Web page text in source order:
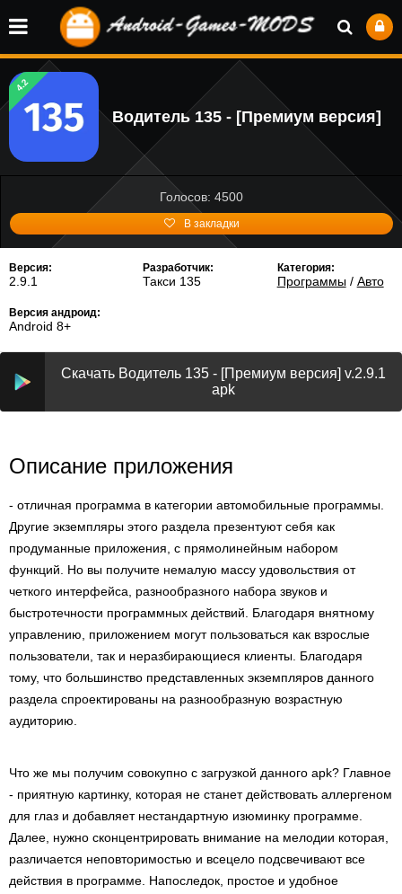
4.2
Водитель 135 - [Премиум версия]
Голосов: 4500
В закладки
Версия:
2.9.1
Разработчик:
Такси 135
Категория:
Программы/ Авто
Версия андроид:
Android 8+
Скачать Водитель 135 - [Премиум версия] v.2.9.1
apk
Описание приложения
- отличная программа в категории автомобильные программы.
Другие экземпляры этого раздела презентуют себя как
продуманные приложения, с прямолинейным набором
функций. Но вы получите немалую массу удовольствия от
четкого интерфейса, разнообразного набора звуков и
быстротечности программных действий. Благодаря внятному
управлению, приложением могут пользоваться как взрослые
пользователи, так и неразбирающиеся клиенты. Благодаря
тому, что большинство представленных экземпляров данного
раздела спроектированы на разнообразную возрастную
аудиторию.
Что же мы получим совокупно с загрузкой данного apk? Главное
- приятную картинку, которая не станет действовать аллергеном
для глаз и добавляет нестандартную изюминку программе.
Далее, нужно сконцентрировать внимание на мелодии которая,
различается неповторимостью и всецело подсвечивают все
действия в программе. Напоследок, простое и удобное